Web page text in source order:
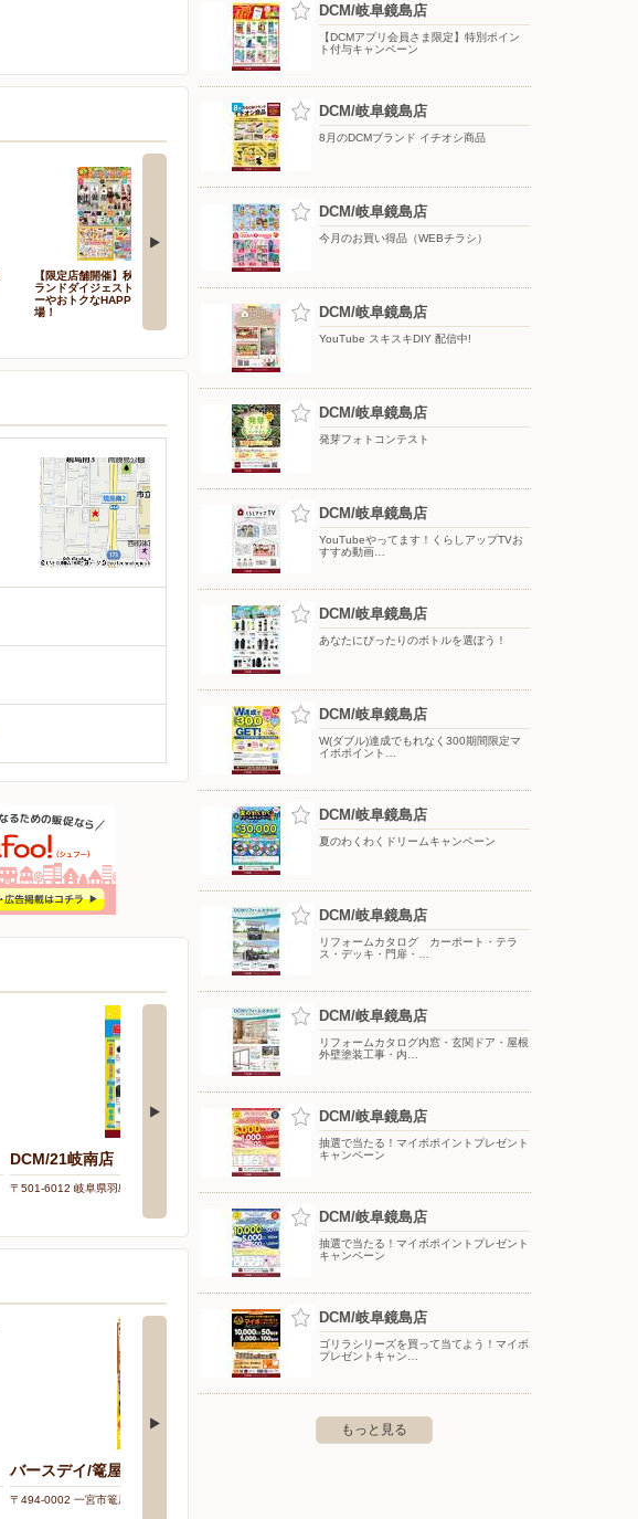
【限定店舗開催】秋のイチオシブ
ランドダイジェスト！キャラクタ
ーやおトクなHAPPY BAGも登
場！
夏のおでかけ準備号！帰省や旅
行、日常にも大活躍アイテムが盛
DCM/21岐南店
〒501-6012 岐阜県羽島郡岐南町八剣8-103
DCM/大垣鶴見店
バースデイ/篭屋店
〒494-0002 一宮市篭屋1-3-22
DCM/岐阜鏡島店
【DCMアプリ会員さま限定】特別ポイン
ト付与キャンペーン
DCM/岐阜鏡島店
8月のDCMブランド イチオシ商品
DCM/岐阜鏡島店
今月のお買い得品（WEBチラシ）
DCM/岐阜鏡島店
YouTube スキスキDIY 配信中!
DCM/岐阜鏡島店
発芽フォトコンテスト
DCM/岐阜鏡島店
YouTubeやってます！くらしアップTVお
すすめ動画…
DCM/岐阜鏡島店
あなたにぴったりのボトルを選ぼう！
DCM/岐阜鏡島店
W(ダブル)達成でもれなく300期間限定マ
イボポイント…
DCM/岐阜鏡島店
夏のわくわくドリームキャンペーン
DCM/岐阜鏡島店
リフォームカタログ カーポート・テラ
ス・デッキ・門扉・…
DCM/岐阜鏡島店
リフォームカタログ内窓・玄関ドア・屋根
外壁塗装工事・内…
DCM/岐阜鏡島店
抽選で当たる！マイボポイントプレゼント
キャンペーン
DCM/岐阜鏡島店
抽選で当たる！マイボポイントプレゼント
キャンペーン
DCM/岐阜鏡島店
ゴリラシリーズを買って当てよう！マイボ
プレゼントキャン…
もっと見る